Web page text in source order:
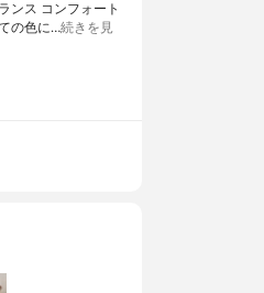
ンス コンフォート
の色に…続きを見